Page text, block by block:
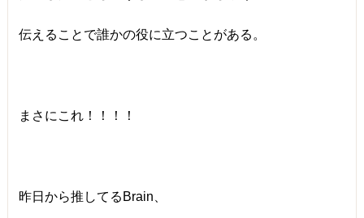
伝えることで誰かの役に立つことがある。
まさにこれ！！！！
昨日から推してるBrain、